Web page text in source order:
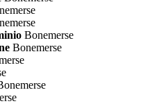
Bonemerse
Bonemerse